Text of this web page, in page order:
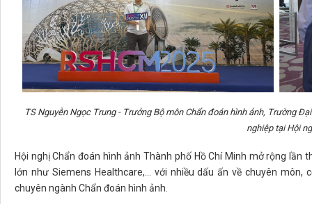
TS Nguyễn Ngọc Trung - Trưởng Bộ môn Chẩn đoán hình ảnh, Trường
nghiệp tại Hội
Hội nghị Chẩn đoán hình ảnh Thành phố Hồ Chí Minh mở rộng
lớn như Siemens Healthcare,… với nhiều dấu ấn về chuyên
chuyên ngành Chẩn đoán hình ảnh.